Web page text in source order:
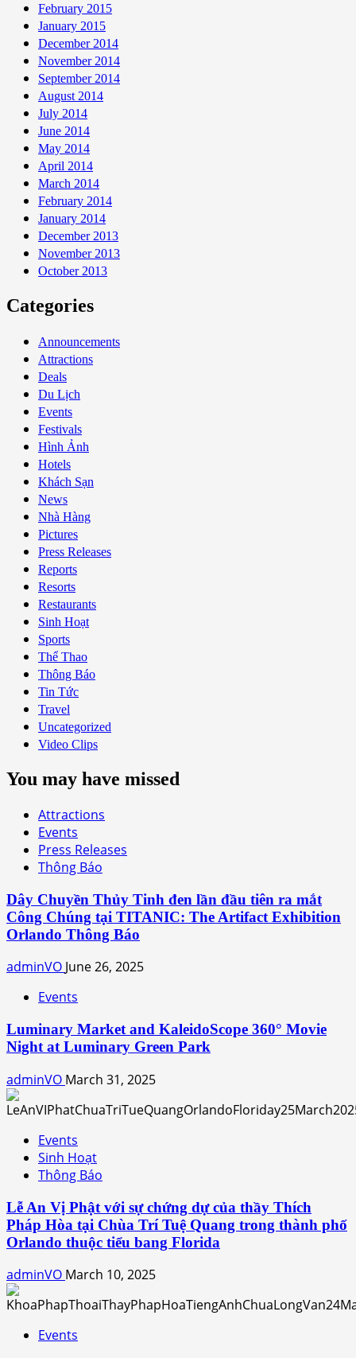
February 2015
January 2015
December 2014
November 2014
September 2014
August 2014
July 2014
June 2014
May 2014
April 2014
March 2014
February 2014
January 2014
December 2013
November 2013
October 2013
Categories
Announcements
Attractions
Deals
Du Lịch
Events
Festivals
Hình Ảnh
Hotels
Khách Sạn
News
Nhà Hàng
Pictures
Press Releases
Reports
Resorts
Restaurants
Sinh Hoạt
Sports
Thể Thao
Thông Báo
Tin Tức
Travel
Uncategorized
Video Clips
You may have missed
Attractions
Events
Press Releases
Thông Báo
Dây Chuyền Thủy Tinh đen lần đầu tiên ra mắt
Công Chúng tại TITANIC: The Artifact Exhibition
Orlando Thông Báo
adminVO June 26, 2025
Events
Luminary Market and KaleidoScope 360° Movie
Night at Luminary Green Park
adminVO March 31, 2025
Events
Sinh Hoạt
Thông Báo
Lễ An Vị Phật với sự chứng dự của thầy Thích
Pháp Hòa tại Chùa Trí Tuệ Quang trong thành phố
Orlando thuộc tiểu bang Florida
adminVO March 10, 2025
Events